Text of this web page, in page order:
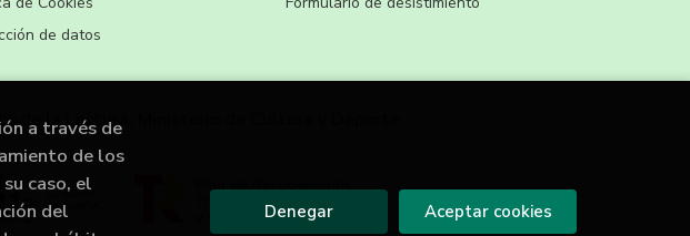
de datos
de la Lectura, Ministerio de Cultura y Deporte.
a través de
de los
caso, el
del
Denegar Aceptar cookies